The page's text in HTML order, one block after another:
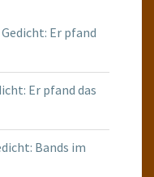
Er pfand
Er pfand das
Bands im